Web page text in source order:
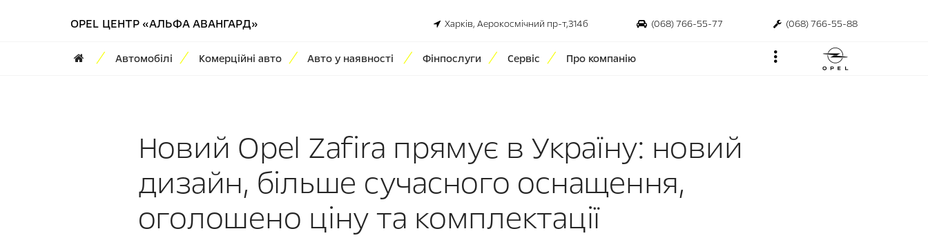
OPEL ЦЕНТР «АЛЬФА АВАНГАРД» Харків, Аерокосмічний пр-т,314б (068) 766-55-77 (068) 766-55-88
Автомобілі Комерційні авто Авто у наявності Фінпослуги Сервіс Про компанію
Новий Opel Zafira прямує в Україну: новий
дизайн, більше сучасного оснащення,
оголошено ціну та комплектації